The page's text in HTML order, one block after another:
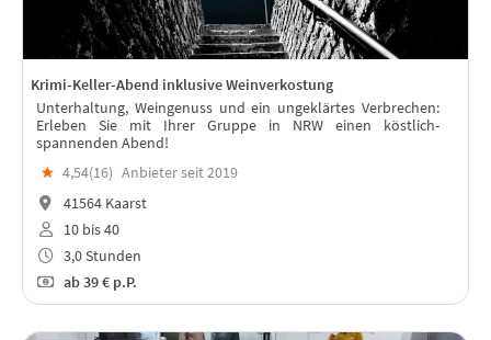
Krimi-Keller-Abend inklusive Weinverkostung
Unterhaltung, Weingenuss und ein ungeklärtes Verbrechen:
Erleben Sie mit Ihrer Gruppe in NRW einen köstlich-
spannenden Abend!
★ 4,54(16) Anbieter seit 2019
41564 Kaarst
10 bis 40
3,0 Stunden
ab39 € p.P.